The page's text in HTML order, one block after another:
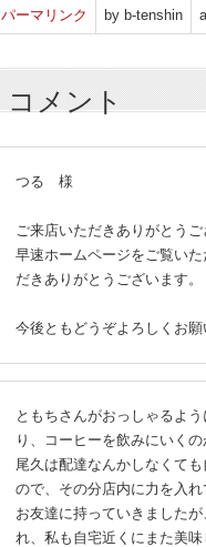
パーマリンク by b-tenshin
コメント
つる 様
ご来店いただきありがとう
早速ホームページをご覧い
だきありがとうございます。
今後ともどうぞよろしくお
ともちさんがおっしゃるよ
り、コーヒーを飲みにいく
尾久は配達なんかしなくて
ので、その分店内に力を入
お友達に持っていきました
れ、私も自宅近くにまた美